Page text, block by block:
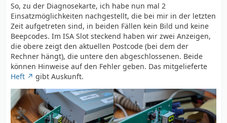
So, zu der Diagnosekarte, ich habe nun mal 2
Einsatzmöglichkeiten nachgestellt, die bei mir in der letzten
Zeit aufgetreten sind, in beiden Fällen kein Bild und keine
Beepcodes. Im ISA Slot steckend haben wir zwei Anzeigen,
die obere zeigt den aktuellen Postcode (bei dem der
Rechner hängt), die untere den abgeschlossenen. Beide
können Hinweise auf den Fehler geben. Das mitgelieferte
Heft
gibt Auskunft.